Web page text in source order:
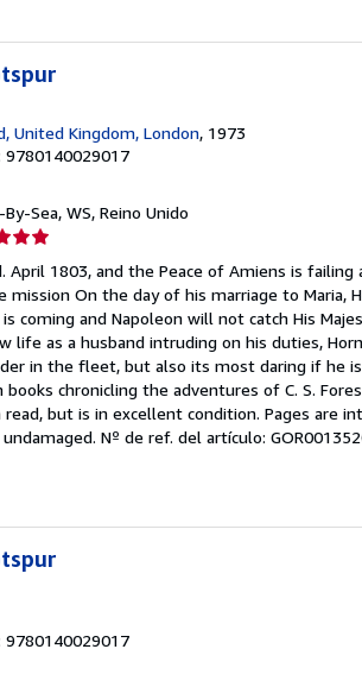
United Kingdom, London, 1973
9780140029017
By-Sea, WS, Reino Unido
April 1803, and the Peace of Amiens is
mission On the day of his marriage to Maria,
coming and Napoleon will not catch His
life as a husband intruding on his duties,
in the fleet, but also its most daring if he
chronicling the adventures of C. S.
but is in excellent condition. Pages are
Nº de ref. del artículo:
9780140029017